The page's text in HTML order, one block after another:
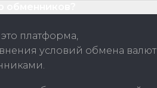
платформа,
условий обмена валют